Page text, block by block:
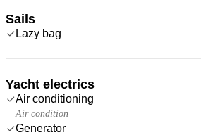
Sails
Lazy bag
Yacht electrics
Air conditioning
Air condition
Generator